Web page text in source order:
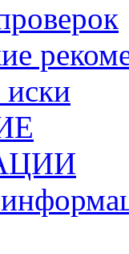
иски